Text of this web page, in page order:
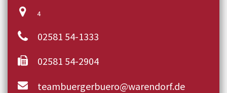
4
02581 54-1333
02581 54-2904
teambuergerbuero@warendorf.de